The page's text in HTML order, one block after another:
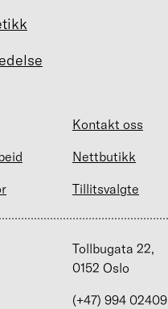
Kontakt oss
Nettbutikk
Tillitsvalgte
Tollbugata 22,
0152 Oslo
(+47) 994 02409